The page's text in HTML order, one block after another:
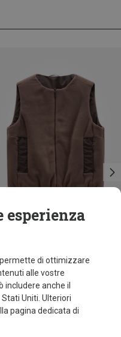
permette di ottimizzare
alle vostre
includere anche il
Uniti. Ulteriori
pagina dedicata di